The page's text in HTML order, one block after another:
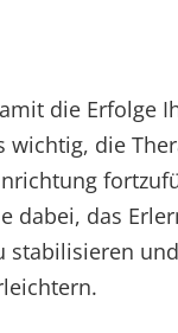
die Erfolge
wichtig, die
dabei, das
stabilisieren